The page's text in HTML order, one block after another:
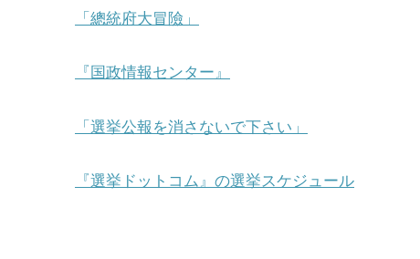
「總統府大冒險」
『国政情報センター』
「選挙公報を消さないで下さい」
『選挙ドットコム』の選挙スケジュール